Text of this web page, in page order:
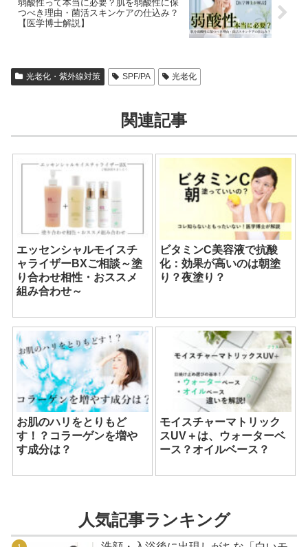
弱酸性って本当に必要？肌を弱酸性に保
つべき理由・菌活スキンケアの仕込み？
【医学博士解説】
光老化・紫外線対策 SPF/PA 光老化
関連記事
エッセンシャルモイスチ
ャライザーBXご相談～塗
り合わせ相性・おススメ
組み合わせ～
ビタミンC美容液で抗酸
化：効果が高いのは朝塗
り？夜塗り？
お肌のハリをとりもど
す！？コラーゲンを増や
す成分は？
モイスチャーマトリック
スUV＋は、ウォーターベ
ース？オイルベース？
人気記事ランキング